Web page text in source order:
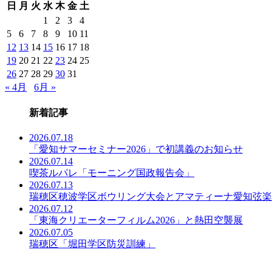
事
覧
日
月 火 水 木 金 土
1
2 3
4
5
6 7 8 9 10 11
12 13 14 15 16 17 18
19 20 21 22 23 24 25
26 27 28 29 30 31
« 4月
6月 »
新着記事
2026.07.18
「愛知サマーセミナー2026」で初講義のお知らせ
2026.07.14
喫茶ルパレ「モーニング国政報告会」
2026.07.13
瑞穂区穂波学区ボウリング大会とアマティーナ愛知弦
2026.07.12
「東海クリエーターフィルム2026」と熱田空襲展
2026.07.05
瑞穂区「堀田学区防災訓練」